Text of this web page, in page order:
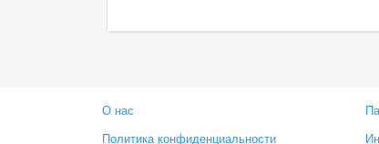
О нас
Политика конфиденциальности